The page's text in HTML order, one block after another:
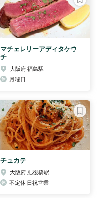
マチェレリーアディタケウ
チ
大阪府 福島駅
月曜日
チュカテ
大阪府 肥後橋駅
不定休 日祝営業